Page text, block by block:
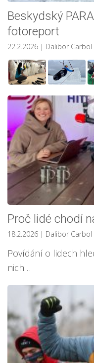
Beskydský
fotoreport
22.2.2026 | Dalibor Carbol
Proč lidé chodí
18.2.2026 | Dalibor Carbol
Povídání o lidech
nich…